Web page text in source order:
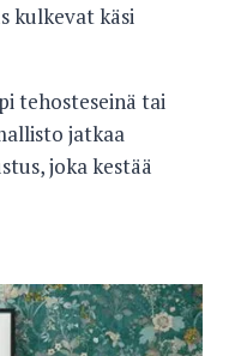
kulkevat käsi
tehosteseinä tai
jatkaa
joka kestää